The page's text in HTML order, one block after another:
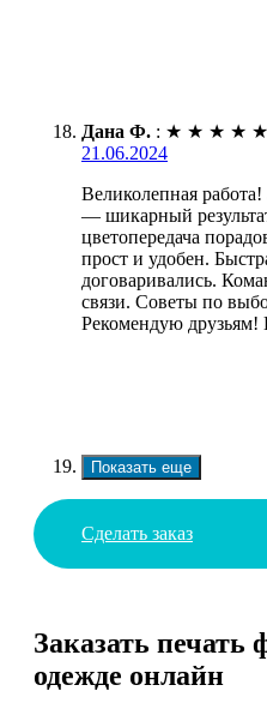
Дана Ф. : ★ ★ ★ ★ ★
21.06.2024
Великолепная работа!
— шикарный
цветопередача
прост и удобен.
договаривались.
связи. Советы по
Рекомендую друзьям!
Показать еще
Сделать заказ
Заказать печать
одежде онлайн